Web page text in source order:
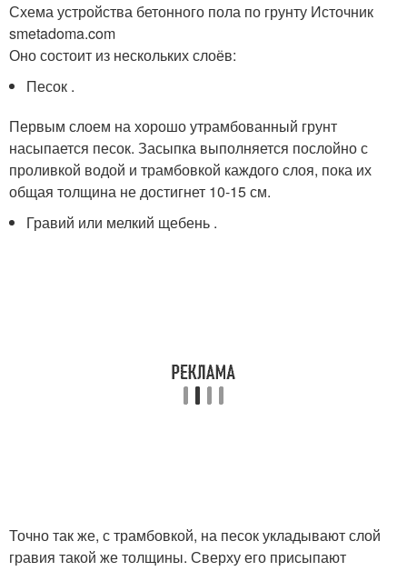
Схема устройства бетонного пола по грунту Источник
smetadoma.com
Оно состоит из нескольких слоёв:
Песок .
Первым слоем на хорошо утрамбованный грунт
насыпается песок. Засыпка выполняется послойно с
проливкой водой и трамбовкой каждого слоя, пока их
общая толщина не достигнет 10-15 см.
Гравий или мелкий щебень .
Точно так же, с трамбовкой, на песок укладывают слой
гравия такой же толщины. Сверху его присыпают